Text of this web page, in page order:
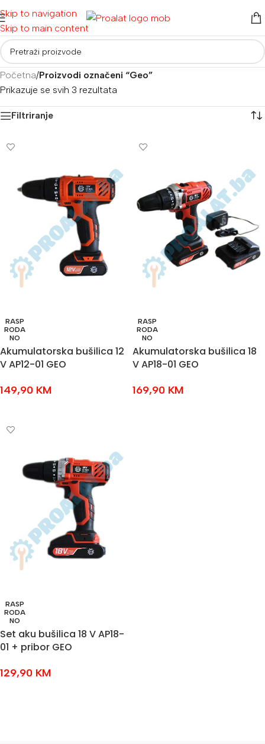
Skip to navigation
Skip to main content
Početna/Proizvodi označeni “Geo”
Prikazuje se svih 3 rezultata
Filtriranje
RASP
RODA
NO
Akumulatorska bušilica 12
V AP12-01 GEO
149,90 KM
RASP
RODA
NO
Akumulatorska bušilica 18
V AP18-01 GEO
169,90 KM
RASP
RODA
NO
Set aku bušilica 18 V AP18-
01 + pribor GEO
129,90 KM